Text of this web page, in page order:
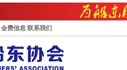
会费信息 联系我们